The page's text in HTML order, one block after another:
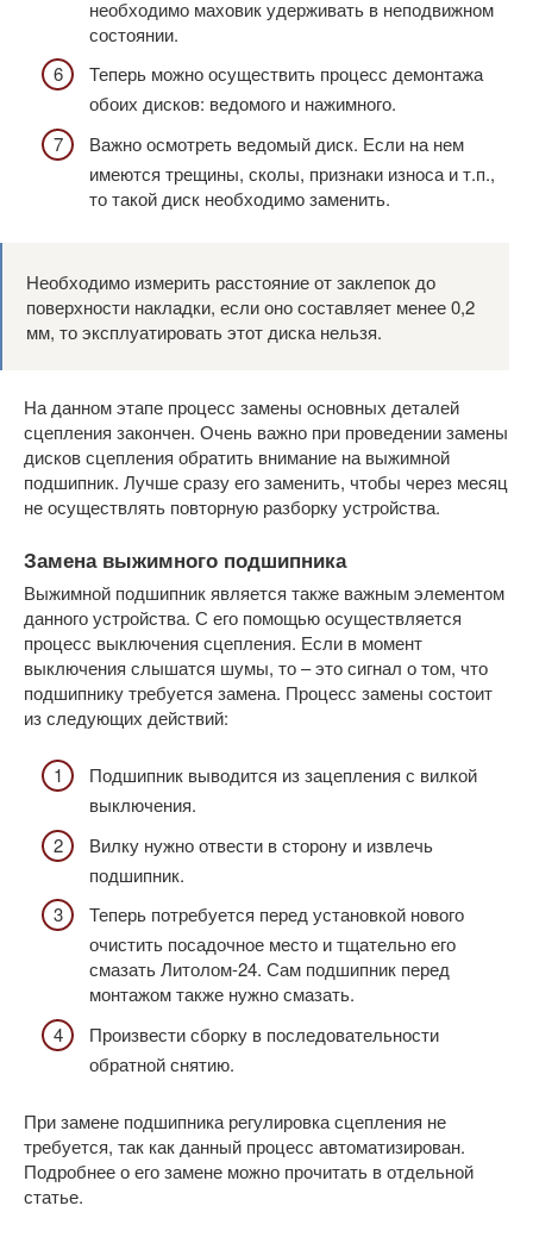
необходимо маховик удерживать в неподвижном
состоянии.
Теперь можно осуществить процесс демонтажа
обоих дисков: ведомого и нажимного.
Важно осмотреть ведомый диск. Если на нем
имеются трещины, сколы, признаки износа и т.п.,
то такой диск необходимо заменить.
Необходимо измерить расстояние от заклепок до
поверхности накладки, если оно составляет менее 0,2
мм, то эксплуатировать этот диска нельзя.
На данном этапе процесс замены основных деталей
сцепления закончен. Очень важно при проведении замены
дисков сцепления обратить внимание на выжимной
подшипник. Лучше сразу его заменить, чтобы через месяц
не осуществлять повторную разборку устройства.
Замена выжимного подшипника
Выжимной подшипник является также важным элементом
данного устройства. С его помощью осуществляется
процесс выключения сцепления. Если в момент
выключения слышатся шумы, то – это сигнал о том, что
подшипнику требуется замена. Процесс замены состоит
из следующих действий:
Подшипник выводится из зацепления с вилкой
выключения.
Вилку нужно отвести в сторону и извлечь
подшипник.
Теперь потребуется перед установкой нового
очистить посадочное место и тщательно его
смазать Литолом-24. Сам подшипник перед
монтажом также нужно смазать.
Произвести сборку в последовательности
обратной снятию.
При замене подшипника регулировка сцепления не
требуется, так как данный процесс автоматизирован.
Подробнее о его замене можно прочитать в отдельной
статье.